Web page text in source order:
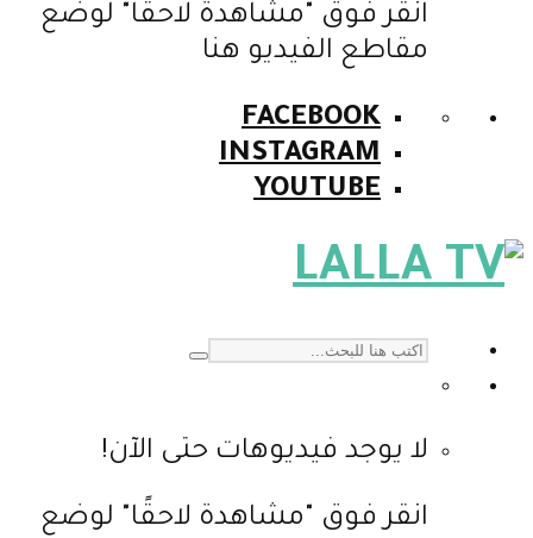
انقر فوق "مشاهدة لاحقًا" لوضع
مقاطع الفيديو هنا
FACEBOOK
INSTAGRAM
YOUTUBE
لا يوجد فيديوهات حتى الآن!
انقر فوق "مشاهدة لاحقًا" لوضع